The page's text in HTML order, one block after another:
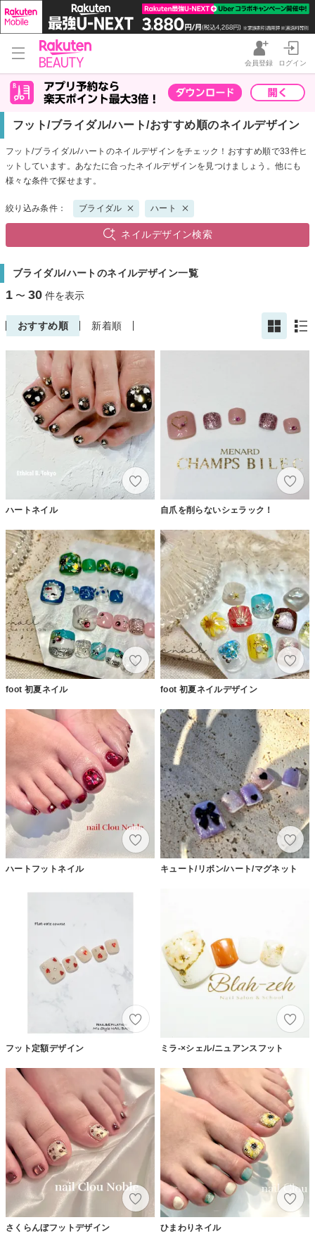
会員登録 ログイン
フット/ブライダル/ハート/おすすめ順のネイルデザイン
フット/ブライダル/ハートのネイルデザインをチェック！おすすめ順で33件ヒ
ットしています。あなたに合ったネイルデザインを見つけましょう。他にも
様々な条件で探せます。
絞り込み条件： ブライダル ハート
ネイルデザイン検索
ブライダル/ハートのネイルデザイン一覧
1 〜 30 件を表示
おすすめ順 新着順
ハートネイル 自爪を削らないシェラック！
foot 初夏ネイル foot 初夏ネイルデザイン
ハートフットネイル キュート/リボン/ハート/マグネット
フット定額デザイン ミラ-×シェル/ニュアンスフット
さくらんぼフットデザイン ひまわりネイル